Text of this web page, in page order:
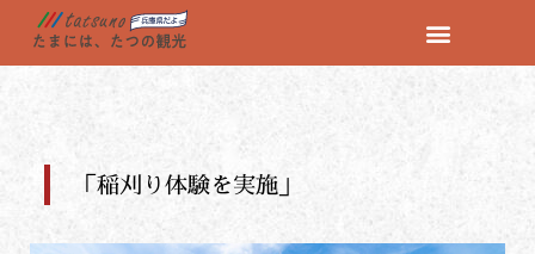
コ
「稲刈り体験を実施」